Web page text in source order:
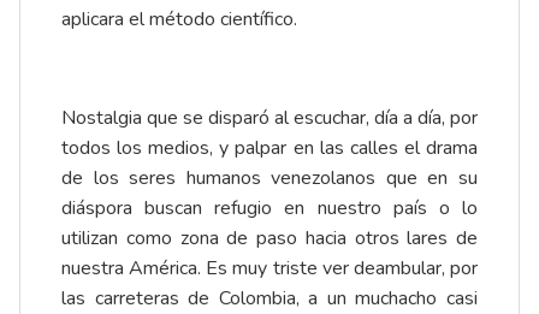
aplicara el método científico.
Nostalgia que se disparó al escuchar, día a día, por
todos los medios, y palpar en las calles el drama
de los seres humanos venezolanos que en su
diáspora buscan refugio en nuestro país o lo
utilizan como zona de paso hacia otros lares de
nuestra América. Es muy triste ver deambular, por
las carreteras de Colombia, a un muchacho casi